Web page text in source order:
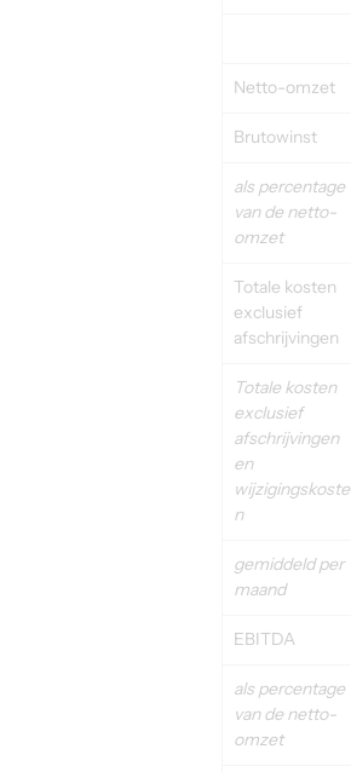
Netto-omzet
Brutowinst
als percentage
van de netto-
omzet
Totale kosten
exclusief
afschrijvingen
Totale kosten
exclusief
afschrijvingen
en
wijzigingskoste
n
gemiddeld per
maand
EBITDA
als percentage
van de netto-
omzet